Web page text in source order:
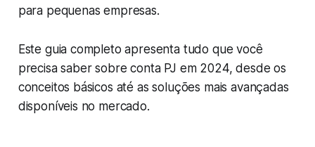
para pequenas empresas.
Este guia completo apresenta tudo que você
precisa saber sobre conta PJ em 2024, desde os
conceitos básicos até as soluções mais avançadas
disponíveis no mercado.